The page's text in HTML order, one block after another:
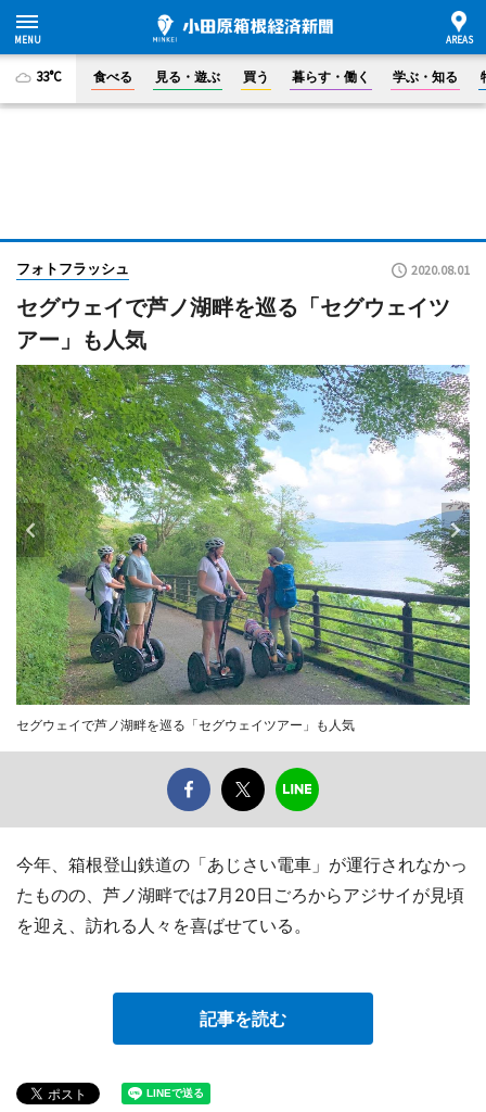
33°C 食べる 見る・遊ぶ 買う 暮らす・働く 学ぶ・知る
フォトフラッシュ 2020.08.01
セグウェイで芦ノ湖畔を巡る「セグウェイツ
アー」も人気
セグウェイで芦ノ湖畔を巡る「セグウェイツアー」も人気
今年、箱根登山鉄道の「あじさい電車」が運行されなかっ
たものの、芦ノ湖畔では7月20日ごろからアジサイが見頃
を迎え、訪れる人々を喜ばせている。
記事を読む